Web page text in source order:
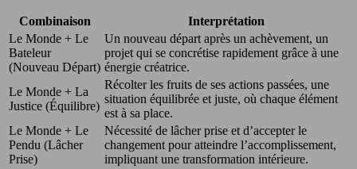
Combinaison
Interprétation
Le Monde + Le
Bateleur
(Nouveau Départ)
Un nouveau départ après un achèvement, un
projet qui se concrétise rapidement grâce à une
énergie créatrice.
Le Monde + La
Justice (Équilibre)
Récolter les fruits de ses actions passées, une
situation équilibrée et juste, où chaque élément
est à sa place.
Le Monde + Le
Pendu (Lâcher
Prise)
Nécessité de lâcher prise et d’accepter le
changement pour atteindre l’accomplissement,
impliquant une transformation intérieure.